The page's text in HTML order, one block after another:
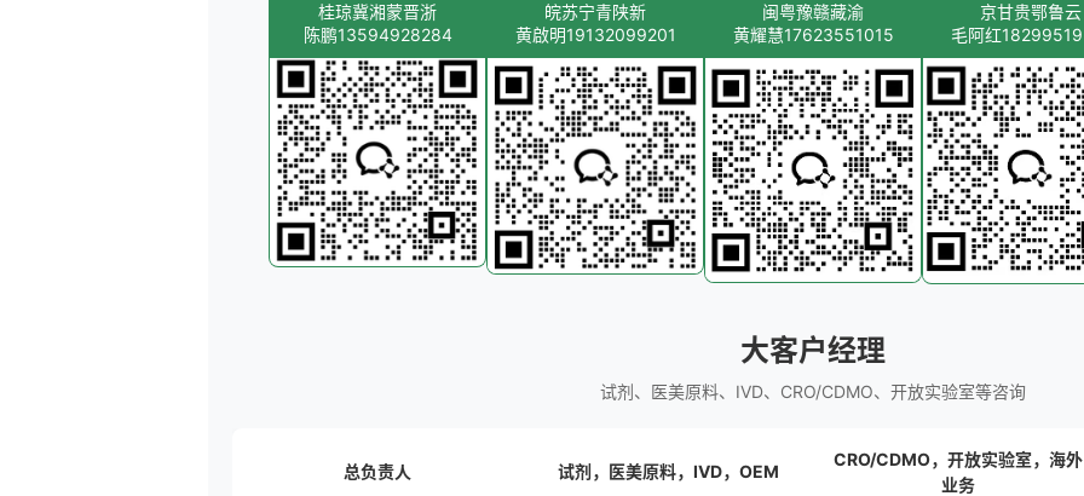
桂琼冀湘蒙晋浙
陈鹏13594928284
皖苏宁青陕新
黄啟明19132099201
闽粤豫赣藏渝
黄耀慧17623551015
京甘贵鄂鲁云
毛阿红
大客户经理
试剂、医美原料、IVD、CRO/CDMO、开放实验室等咨询
总负责人 试剂，医美原料，IVD，OEM
CRO/CDMO，开放实验室，海外
业务